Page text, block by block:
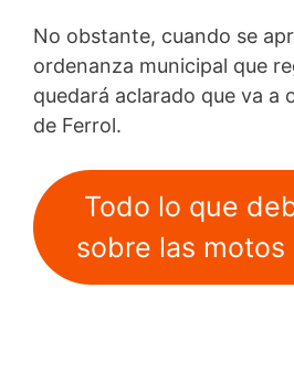
No obstante, cuando se
ordenanza municipal que
quedará aclarado que va a
de Ferrol.
Todo lo que
sobre las